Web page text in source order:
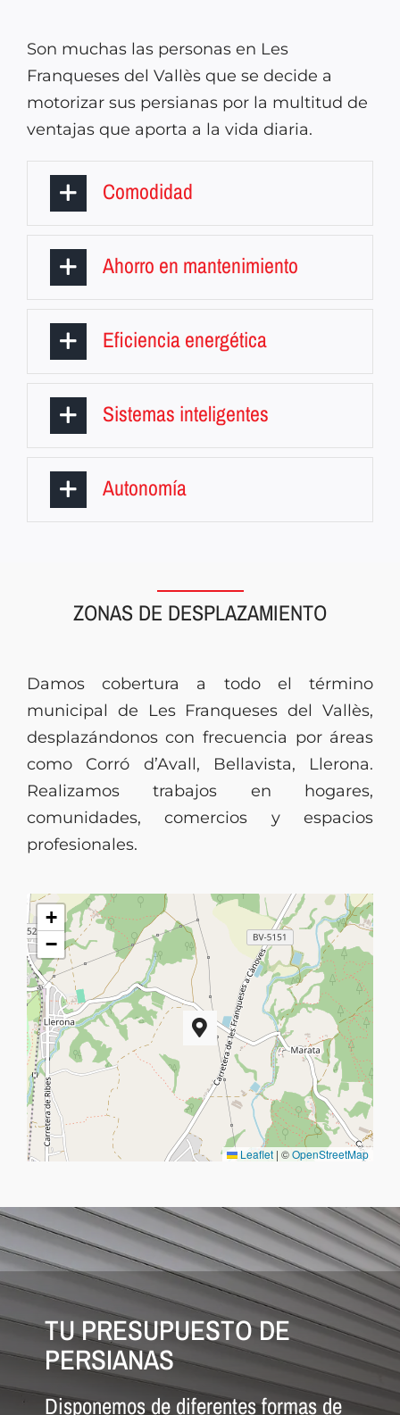
Son muchas las personas en Les
Franqueses del Vallès que se decide a
motorizar sus persianas por la multitud de
ventajas que aporta a la vida diaria.
Comodidad
Ahorro en mantenimiento
Eficiencia energética
Sistemas inteligentes
Autonomía
ZONAS DE DESPLAZAMIENTO
Damos cobertura a todo el término
municipal de Les Franqueses del Vallès,
desplazándonos con frecuencia por áreas
como Corró d’Avall, Bellavista, Llerona.
Realizamos trabajos en hogares,
comunidades, comercios y espacios
profesionales.
+
−
Leaflet | ©OpenStreetMap
TU PRESUPUESTO DE
PERSIANAS
Disponemos de diferentes formas de